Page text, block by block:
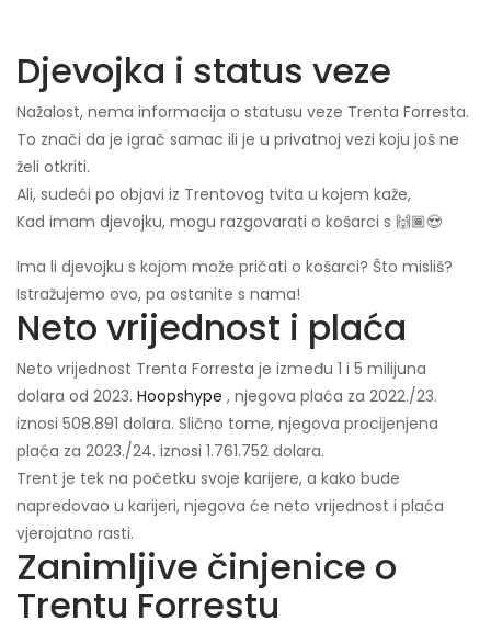
Djevojka i status veze
Nažalost, nema informacija o statusu veze Trenta Forresta.
To znači da je igrač samac ili je u privatnoj vezi koju još ne
želi otkriti.
Ali, sudeći po objavi iz Trentovog tvita u kojem kaže,
Kad imam djevojku, mogu razgovarati o košarci s 🙌🏾😍
Ima li djevojku s kojom može pričati o košarci? Što misliš?
Istražujemo ovo, pa ostanite s nama!
Neto vrijednost i plaća
Neto vrijednost Trenta Forresta je između 1 i 5 milijuna
dolara od 2023. Hoopshype , njegova plaća za 2022./23.
iznosi 508.891 dolara. Slično tome, njegova procijenjena
plaća za 2023./24. iznosi 1.761.752 dolara.
Trent je tek na početku svoje karijere, a kako bude
napredovao u karijeri, njegova će neto vrijednost i plaća
vjerojatno rasti.
Zanimljive činjenice o
Trentu Forrestu